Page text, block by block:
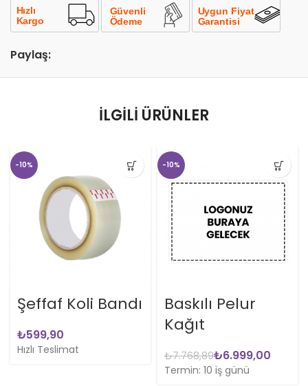
Paylaş:
İLGILI ÜRÜNLER
-10%
Şeffaf Koli Bandı
₺
Hızlı Teslimat
-10%
Baskılı Pelur
Kağıt
₺7.768,89₺6.999,00
Termin: 10 iş günü